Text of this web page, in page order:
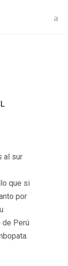
al sur
que si
por
Perú